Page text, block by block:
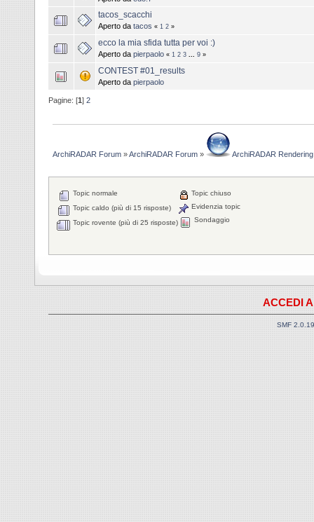
tacos_scacchi
Aperto da tacos « 1 2 »
ecco la mia sfida tutta per voi :)
Aperto da pierpaolo « 1 2 3 9 »
CONTEST #01_results
Aperto da pierpaolo
Pagine: [1 ] 2
ArchiRADAR Forum »ArchiRADAR Forum » ArchiRADAR
Topic normale
Topic caldo (più di 15 risposte)
Topic rovente (più di 25 risposte)
Topic chiuso
Evidenzia topic
Sondaggio
ACCEDI
SMF 2.0.19